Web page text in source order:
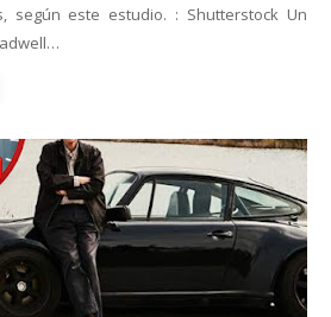
según este estudio. : Shutterstock Un